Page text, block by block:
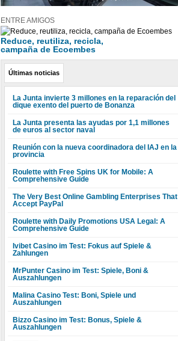
ENTRE AMIGOS
Reduce, reutiliza, recicla,
campaña de Ecoembes
Últimas noticias
La Junta invierte 3 millones en la reparación del
dique exento del puerto de Bonanza
La Junta presenta las ayudas por 1,1 millones
de euros al sector naval
Reunión con la nueva coordinadora del IAJ en la
provincia
Roulette with Free Spins UK for Mobile: A
Comprehensive Guide
The Very Best Online Gambling Enterprises That
Accept PayPal
Roulette with Daily Promotions USA Legal: A
Comprehensive Guide
Ivibet Casino im Test: Fokus auf Spiele &
Zahlungen
MrPunter Casino im Test: Spiele, Boni &
Auszahlungen
Malina Casino Test: Boni, Spiele und
Auszahlungen
Bizzo Casino im Test: Bonus, Spiele &
Auszahlungen